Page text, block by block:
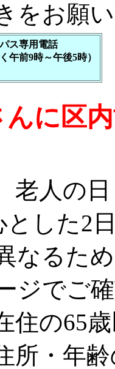
をお願
ス専用電話
午前9時～午後5時）
に区
老人の日
とした2
なるた
ジでご
の65歳
・年齢